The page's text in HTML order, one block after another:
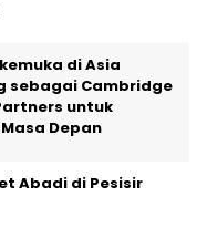
di Asia
sebagai Cambridge
untuk
Depan
Abadi di Pesisir